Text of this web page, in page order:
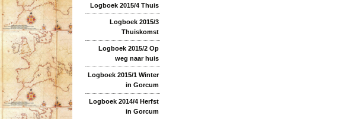
Logboek 2015/4 Thuis
Logboek 2015/3
Thuiskomst
Logboek 2015/2 Op
weg naar huis
Logboek 2015/1 Winter
in Gorcum
Logboek 2014/4 Herfst
in Gorcum